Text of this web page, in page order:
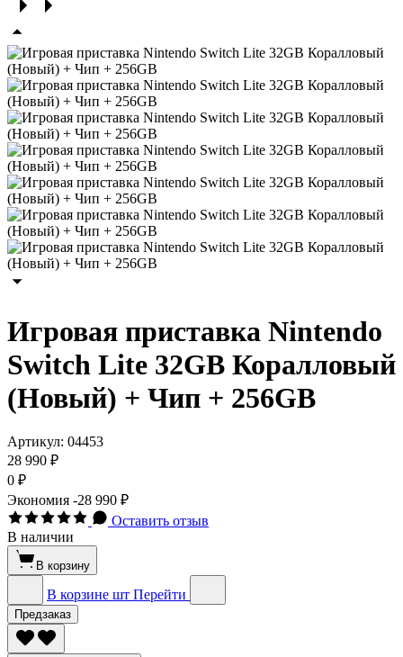
Игровая приставка Nintendo
Switch Lite 32GB Коралловый
(Новый) + Чип + 256GB
Артикул: 04453
28 990 ₽
0 ₽
Экономия -28 990 ₽
Оставить отзыв
В наличии
В корзину
В корзине шт Перейти
Предзаказ